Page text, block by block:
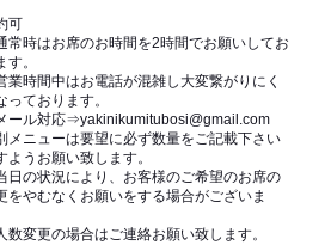
可
常時はお席のお時間を2時間でお願いしてお
す。
業時間中はお電話が混雑し大変繋がりにく
っております。
ール対応⇒yakinikumitubosi@gmail.com
メニューは要望に必ず数量をご記載下さい
ようお願い致します。
日の状況により、お客様のご希望のお席の
をやむなくお願いをする場合がございま
数変更の場合はご連絡お願い致します。